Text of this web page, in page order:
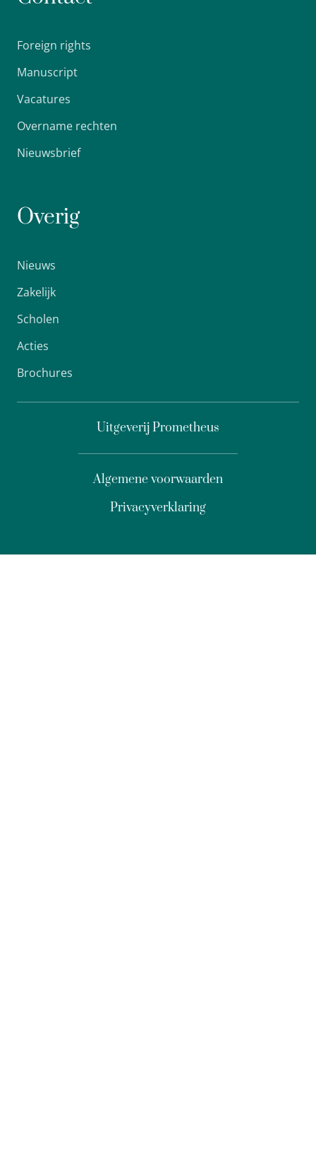
Foreign rights
Manuscript
Vacatures
Overname rechten
Nieuwsbrief
Overig
Nieuws
Zakelijk
Scholen
Acties
Brochures
Uitgeverij Prometheus
Privacyverklaring
Algemene voorwaarden